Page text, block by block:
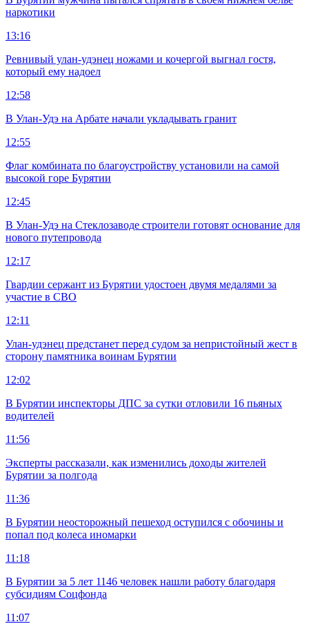
наркотики
13:16
Ревнивый улан-удэнец ножами и кочергой выгнал гостя,
который ему надоел
12:58
В Улан-Удэ на Арбате начали укладывать гранит
12:55
Флаг комбината по благоустройству установили на самой
высокой горе Бурятии
12:45
В Улан-Удэ на Стеклозаводе строители готовят основание для
нового путепровода
12:17
Гвардии сержант из Бурятии удостоен двумя медалями за
участие в СВО
12:11
Улан-удэнец предстанет перед судом за непристойный жест в
сторону памятника воинам Бурятии
12:02
В Бурятии инспекторы ДПС за сутки отловили 16 пьяных
водителей
11:56
Эксперты рассказали, как изменились доходы жителей
Бурятии за полгода
11:36
В Бурятии неосторожный пешеход оступился с обочины и
попал под колеса иномарки
11:18
В Бурятии за 5 лет 1146 человек нашли работу благодаря
субсидиям Соцфонда
11:07